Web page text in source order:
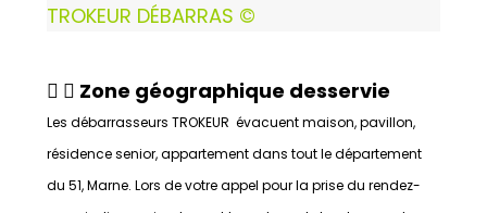
TROKEUR DÉBARRAS ©
Zone géographique desservie
Les débarrasseurs TROKEUR évacuent maison, pavillon,
résidence senior, appartement dans tout le département
du 51, Marne. Lors de votre appel pour la prise du rendez-